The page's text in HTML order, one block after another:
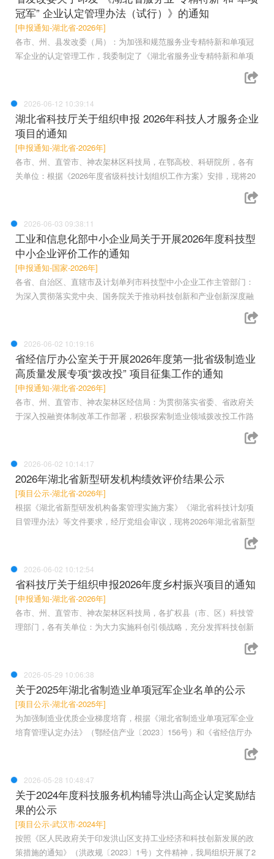
冠军” 企业认定管理办法（试行）》的通知
[申报通知-湖北省-2026年]
各市、州、县发改委（局）：为加强和规范服务业专精特新和单项冠
军企业的认定管理工作，我委制定了《湖北省服务业专精特新和单项
2026-06-12 10:39:14
湖北省科技厅关于组织申报 2026年科技人才服务企业
项目的通知
[申报通知-湖北省-2026年]
各市、州、直管市、神农架林区科技局，在鄂高校、科研院所，各有
关单位：根据《2026年度省级科技计划组织工作方案》安排，现将20
2026-06-03 09:38:11
工业和信息化部中小企业局关于开展2026年度科技型
中小企业评价工作的通知
[申报通知-国家-2026年]
各省、自治区、直辖市及计划单列市科技型中小企业工作主管部门：
为深入贯彻落实党中央、国务院关于推动科技创新和产业创新深度融
2026-06-02 10:19:16
省经信厅办公室关于开展2026年度第一批省级制造业
高质量发展专项“拨改投” 项目征集工作的通知
[申报通知-湖北省-2026年]
各市、州、直管市、神农架林区经信局：为贯彻落实省委、省政府关
于深入投融资体制改革工作部署，积极探索制造业领域拨改投工作路
2026-06-02 10:14:17
2026年湖北省新型研发机构绩效评价结果公示
[项目公示-湖北省-2026年]
根据《湖北省新型研发机构备案管理实施方案》《湖北省科技计划项
目管理办法》等文件要求，经厅党组会审议，现将2026年湖北省新型
2026-06-02 10:12:54
省科技厅关于组织申报2026年度乡村振兴项目的通知
[申报通知-湖北省-2026年]
各市、州、直管市、神农架林区科技局，各扩权县（市、区）科技管
理部门，各有关单位：为大力实施科创引领战略，充分发挥科技创新
2026-05-29 10:06:38
关于2025年湖北省制造业单项冠军企业名单的公示
[项目公示-湖北省-2025年]
为加强制造业优质企业梯度培育，根据《湖北省制造业单项冠军企业
培育管理认定办法》（鄂经信产业〔2023〕156号）和《省经信厅办
2026-05-28 10:48:47
关于2024年度科技服务机构辅导洪山高企认定奖励结
果的公示
[项目公示-武汉市-2024年]
按照《区人民政府关于印发洪山区支持工业经济和科技创新发展的政
策措施的通知》（洪政规〔2023〕1号）文件精神，我局组织开展了2